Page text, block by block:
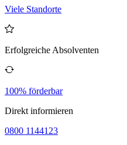
Viele Standorte
Erfolgreiche Absolventen
100% förderbar
Direkt informieren
0800 1144123